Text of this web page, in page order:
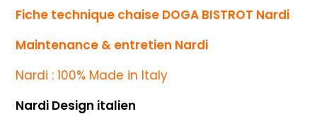
Fiche technique chaise DOGA BISTROT Nardi
Maintenance & entretien Nardi
Nardi : 100% Made in Italy
Nardi Design italien